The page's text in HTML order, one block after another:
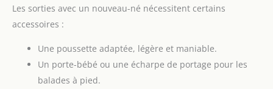
Les sorties avec un nouveau-né nécessitent certains
accessoires :
Une poussette adaptée, légère et maniable.
Un porte-bébé ou une écharpe de portage pour les
balades à pied.